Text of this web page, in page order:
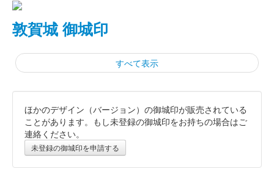
敦賀城 御城印
すべて表示
敦賀城 御城印 大谷吉継公生誕460年記念限定版
販売終了
限定500枚
ほかのデザイン（バージョン）の御城印が販売されている
ことがあります。もし未登録の御城印をお持ちの場合はご
連絡ください。
未登録の御城印を申請する